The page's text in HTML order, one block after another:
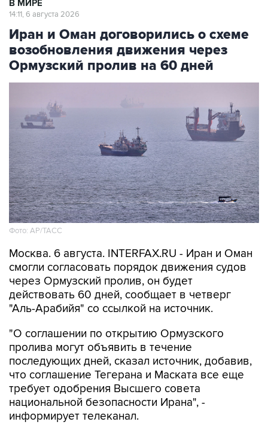
В МИРЕ
14:11, 6 августа 2026
Иран и Оман договорились о схеме
возобновления движения через
Ормузский пролив на 60 дней
Фото: AP/ТАСС
Москва. 6 августа. INTERFAX.RU - Иран и Оман
смогли согласовать порядок движения судов
через Ормузский пролив, он будет
действовать 60 дней, сообщает в четверг
"Аль-Арабийя" со ссылкой на источник.
"О соглашении по открытию Ормузского
пролива могут объявить в течение
последующих дней, сказал источник, добавив,
что соглашение Тегерана и Маската все еще
требует одобрения Высшего совета
национальной безопасности Ирана", -
информирует телеканал.